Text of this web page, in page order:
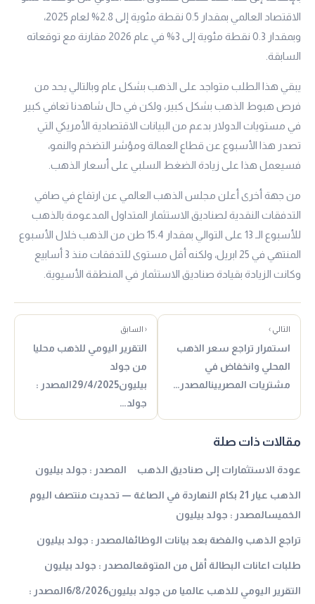
الاقتصاد العالمي بمقدار 0.5 نقطة مئوية إلى 2.8% لعام 2025،
وبمقدار 0.3 نقطة مئوية إلى 3% في عام 2026 مقارنة مع توقعاته
السابقة.
يبقي هذا الطلب متواجد على الذهب بشكل عام وبالتالي يحد من
فرص هبوط الذهب بشكل كبير، ولكن في حال شاهدنا تعافي كبير
في مستويات الدولار بدعم من البيانات الاقتصادية الأمريكي التي
تصدر هذا الأسبوع عن قطاع العمالة ومؤشر التضخم والنمو،
فسيعمل هذا على زيادة الضغط السلبي على أسعار الذهب.
من جهة أخرى أعلن مجلس الذهب العالمي عن ارتفاع في صافي
التدفقات النقدية لصناديق الاستثمار المتداول المدعومة بالذهب
للأسبوع الـ 13 على التوالي بمقدار 15.4 طن من الذهب خلال الأسبوع
المنتهي في 25 ابريل، ولكنه أقل مستوى للتدفقات منذ 3 أسابيع
وكانت الزيادة بقيادة صناديق الاستثمار في المنطقة الأسيوية.
التالي ›
استمرار تراجع سعر الذهب
المحلي وانخفاض في
مشتريات المصريينالمصدر…
‹ السابق
التقرير اليومي للذهب محليا
من جولد
بيليون29/4/2025المصدر :
جولد…
مقالات ذات صلة
عودة الاستثمارات إلى صناديق الذهب المصدر : جولد بيليون
الذهب عيار 21 بكام النهاردة في الصاغة — تحديث منتصف اليوم
الخميسالمصدر : جولد بيليون
تراجع الذهب والفضة بعد بيانات الوظائفالمصدر : جولد بيليون
طلبات اعانات البطالة أقل من المتوقعالمصدر : جولد بيليون
التقرير اليومي للذهب عالميا من جولد بيليون6/8/2026المصدر :